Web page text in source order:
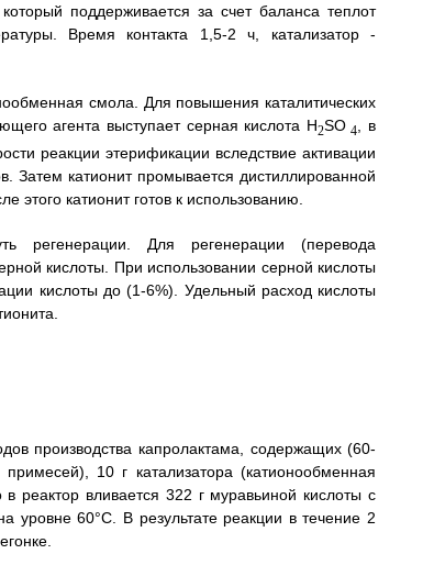
поддерживается за счет баланса теплот
Время контакта 1,5-2 ч, катализатор -
смола. Для повышения каталитических
агента выступает серная кислота H2SO4
, в
реакции этерификации вследствие активации
Затем катионит промывается дистиллированной
катионит готов к использованию.
регенерации. Для регенерации (перевода
кислоты. При использовании серной кислоты
кислоты до (1-6%). Удельный расход кислоты
производства капролактама, содержащих (60-
10 г катализатора (катионообменная
реактор вливается 322 г муравьиной кислоты с
уровне 60°С. В результате реакции в течение 2